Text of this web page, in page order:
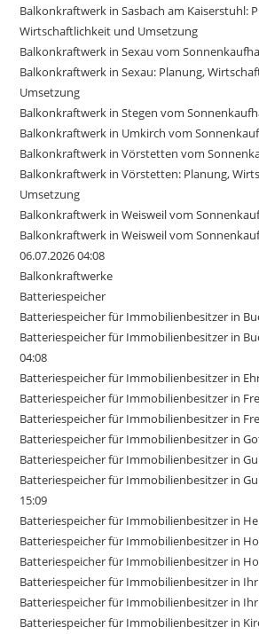
Balkonkraftwerk in Sasbach am Kaiserstuhl:
Wirtschaftlichkeit und Umsetzung
Balkonkraftwerk in Sexau vom
Balkonkraftwerk in Sexau: Planung,
Umsetzung
Balkonkraftwerk in Stegen vom
Balkonkraftwerk in Umkirch vom
Balkonkraftwerk in Vörstetten vom
Balkonkraftwerk in Vörstetten: Planung,
Umsetzung
Balkonkraftwerk in Weisweil vom
Balkonkraftwerk in Weisweil vom
06.07.2026 04:08
Balkonkraftwerke
Batteriespeicher
Batteriespeicher für Immobilienbesitzer in
Batteriespeicher für Immobilienbesitzer in
04:08
Batteriespeicher für Immobilienbesitzer in
Batteriespeicher für Immobilienbesitzer in
Batteriespeicher für Immobilienbesitzer in
Batteriespeicher für Immobilienbesitzer in
Batteriespeicher für Immobilienbesitzer in
Batteriespeicher für Immobilienbesitzer in
15:09
Batteriespeicher für Immobilienbesitzer in
Batteriespeicher für Immobilienbesitzer in
Batteriespeicher für Immobilienbesitzer in
Batteriespeicher für Immobilienbesitzer in
Batteriespeicher für Immobilienbesitzer in
Batteriespeicher für Immobilienbesitzer in